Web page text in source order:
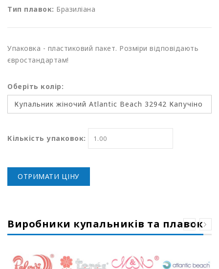
Тип плавок: Бразиліана
Упаковка - пластиковий пакет. Розміри відповідають
євростандартам!
Оберіть колір:
Кількість упаковок:
ОТРИМАТИ ЦІНУ
Виробники купальників та плавок